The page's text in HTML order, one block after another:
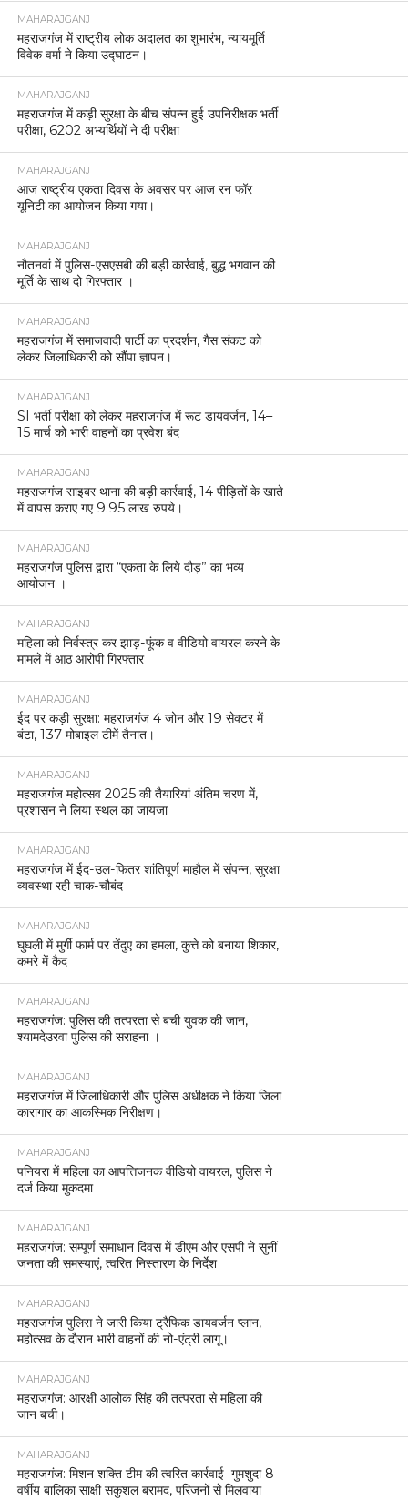
MAHARAJGANJ
महराजगंज में राष्ट्रीय लोक अदालत का शुभारंभ, न्यायमूर्ति
विवेक वर्मा ने किया उद्घाटन।
MAHARAJGANJ
महराजगंज में कड़ी सुरक्षा के बीच संपन्न हुई उपनिरीक्षक भर्ती
परीक्षा, 6202 अभ्यर्थियों ने दी परीक्षा
MAHARAJGANJ
आज राष्ट्रीय एकता दिवस के अवसर पर आज रन फॉर
यूनिटी का आयोजन किया गया।
MAHARAJGANJ
नौतनवां में पुलिस-एसएसबी की बड़ी कार्रवाई, बुद्ध भगवान की
मूर्ति के साथ दो गिरफ्तार ।
MAHARAJGANJ
महराजगंज में समाजवादी पार्टी का प्रदर्शन, गैस संकट को
लेकर जिलाधिकारी को सौंपा ज्ञापन।
MAHARAJGANJ
SI भर्ती परीक्षा को लेकर महराजगंज में रूट डायवर्जन, 14–
15 मार्च को भारी वाहनों का प्रवेश बंद
MAHARAJGANJ
महराजगंज साइबर थाना की बड़ी कार्रवाई, 14 पीड़ितों के खाते
में वापस कराए गए 9.95 लाख रुपये।
MAHARAJGANJ
महराजगंज पुलिस द्वारा “एकता के लिये दौड़” का भव्य
आयोजन ।
MAHARAJGANJ
महिला को निर्वस्त्र कर झाड़-फूंक व वीडियो वायरल करने के
मामले में आठ आरोपी गिरफ्तार
MAHARAJGANJ
ईद पर कड़ी सुरक्षा: महराजगंज 4 जोन और 19 सेक्टर में
बंटा, 137 मोबाइल टीमें तैनात।
MAHARAJGANJ
महराजगंज महोत्सव 2025 की तैयारियां अंतिम चरण में,
प्रशासन ने लिया स्थल का जायजा
MAHARAJGANJ
महराजगंज में ईद-उल-फितर शांतिपूर्ण माहौल में संपन्न, सुरक्षा
व्यवस्था रही चाक-चौबंद
MAHARAJGANJ
घुघली में मुर्गी फार्म पर तेंदुए का हमला, कुत्ते को बनाया शिकार,
कमरे में कैद
MAHARAJGANJ
महराजगंज: पुलिस की तत्परता से बची युवक की जान,
श्यामदेउरवा पुलिस की सराहना ।
MAHARAJGANJ
महराजगंज में जिलाधिकारी और पुलिस अधीक्षक ने किया जिला
कारागार का आकस्मिक निरीक्षण।
MAHARAJGANJ
पनियरा में महिला का आपत्तिजनक वीडियो वायरल, पुलिस ने
दर्ज किया मुकदमा
MAHARAJGANJ
महराजगंज: सम्पूर्ण समाधान दिवस में डीएम और एसपी ने सुनीं
जनता की समस्याएं, त्वरित निस्तारण के निर्देश
MAHARAJGANJ
महराजगंज पुलिस ने जारी किया ट्रैफिक डायवर्जन प्लान,
महोत्सव के दौरान भारी वाहनों की नो-एंट्री लागू।
MAHARAJGANJ
महराजगंज: आरक्षी आलोक सिंह की तत्परता से महिला की
जान बची।
MAHARAJGANJ
महराजगंज: मिशन शक्ति टीम की त्वरित कार्रवाई गुमशुदा 8
वर्षीय बालिका साक्षी सकुशल बरामद, परिजनों से मिलवाया